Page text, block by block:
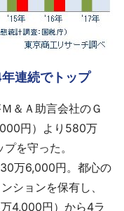
連続でトップ
＆Ａ助言会社のＧ
円）より580万
を守った。
万6,000円。都心の
ションを保有し、
4,000円）から4ラ